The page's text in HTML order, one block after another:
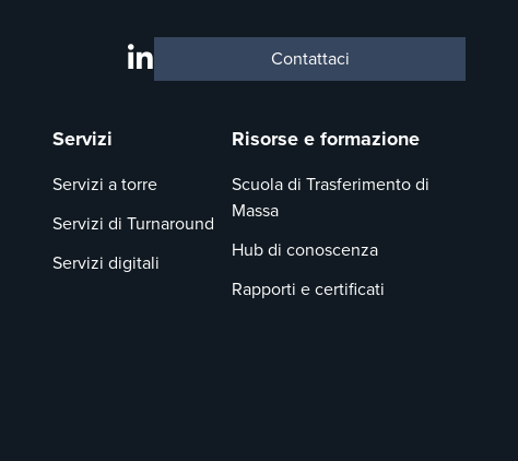
Contattaci
Servizi
Servizi a torre
Servizi di Turnaround
Servizi digitali
Risorse e formazione
Scuola di Trasferimento di
Massa
Hub di conoscenza
Rapporti e certificati